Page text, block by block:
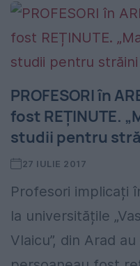
PROFESORI în
fost REȚINUTE.
studii pentru
27 IULIE 2017
Profesori implicați
la universitățile
Vlaicu”, din Arad